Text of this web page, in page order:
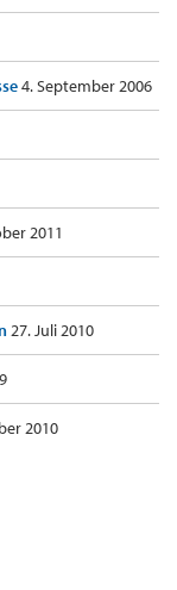
4. September 2006
2011
27. Juli 2010
2010